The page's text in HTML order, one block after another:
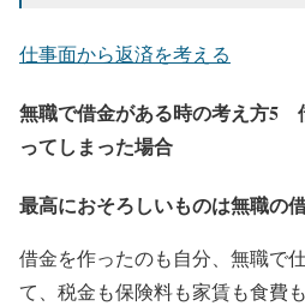
仕事面から返済を考える
無職で借金がある時の考え方5
ってしまった場合
最高におそろしいものは無職の借
借金を作ったのも自分、無職で
て、税金も保険料も家賃も食費